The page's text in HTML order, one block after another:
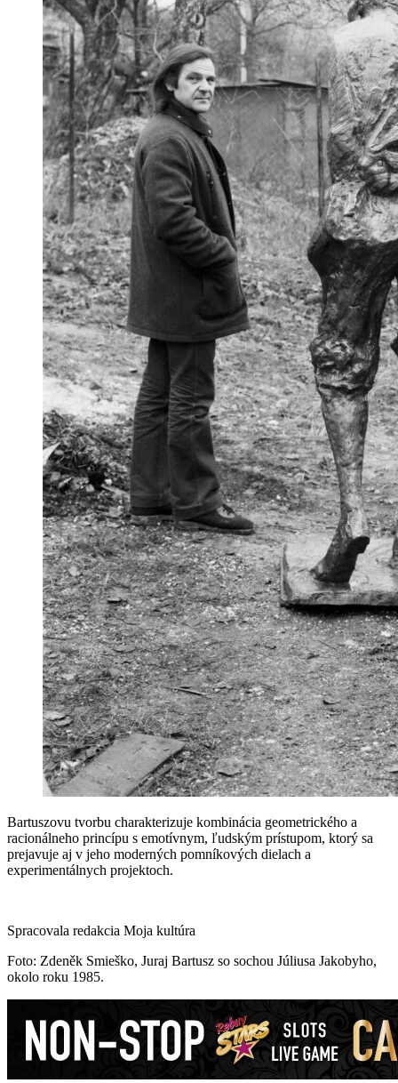
Bartuszovu tvorbu charakterizuje kombinácia geometrického a
racionálneho princípu s emotívnym, ľudským prístupom, ktorý sa
prejavuje aj v jeho moderných pomníkových dielach a
experimentálnych projektoch.
Spracovala redakcia Moja kultúra
Foto: Zdeněk Smieško, Juraj Bartusz so sochou Júliusa Jakobyho,
okolo roku 1985.